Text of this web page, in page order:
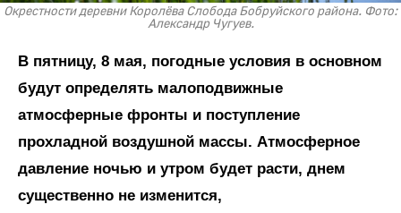
Окрестности деревни Королёва Слобода Бобруйского района. Фото:
Александр Чугуев.
В пятницу, 8 мая, погодные условия в основном
будут определять малоподвижные
атмосферные фронты и поступление
прохладной воздушной массы. Атмосферное
давление ночью и утром будет расти, днем
существенно не изменится,